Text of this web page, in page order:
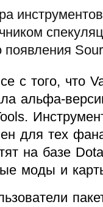
появления
с того, что
альфа-
для тех
на базе
моды и